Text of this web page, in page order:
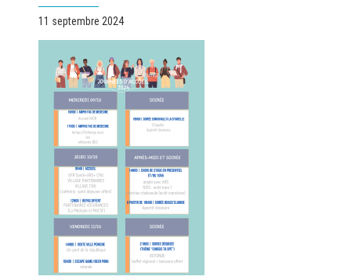
Publié
11 septembre 2024